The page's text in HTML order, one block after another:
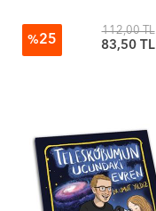
%25
112,00 TL
83,50 TL